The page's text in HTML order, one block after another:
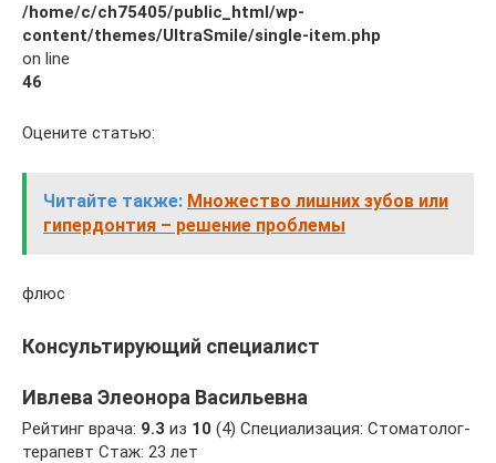
/home/c/ch75405/public_html/wp-
content/themes/UltraSmile/single-item.php
on line
46
Оцените статью:
Читайте также: Множество лишних зубов или
гипердонтия – решение проблемы
флюс
Консультирующий специалист
Ивлева Элеонора Васильевна
Рейтинг врача: 9.3 из 10 (4) Специализация: Стоматолог-
терапевт Стаж: 23 лет